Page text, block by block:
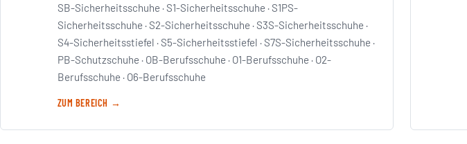
SB-Sicherheitsschuhe· S1-Sicherheitsschuhe· S1PS-
Sicherheitsschuhe· S2-Sicherheitsschuhe· S3S-Sicherheitsschuhe·
S4-Sicherheitsstiefel · S5-Sicherheitsstiefel · S7S-Sicherheitsschuhe·
PB-Schutzschuhe· OB-Berufsschuhe· O1-Berufsschuhe· O2-
Berufsschuhe· O6-Berufsschuhe
ZUM BEREICH →